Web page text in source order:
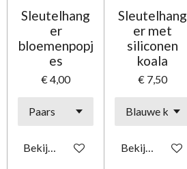
Sleutelhang
er
bloemenpopj
es
€ 4,00
Bekijk details
Sleutelhang
er met
siliconen
koala
€ 7,50
Bekijk details